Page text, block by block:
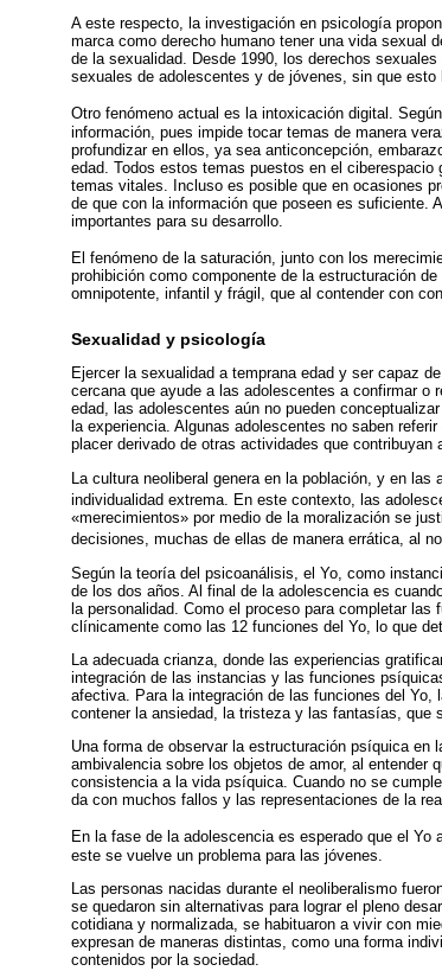
A este respecto, la investigación en psicología
marca como derecho humano tener una vida sexual
de la sexualidad. Desde 1990, los derechos
sexuales de adolescentes y de jóvenes, sin que
Otro fenómeno actual es la intoxicación digital.
información, pues impide tocar temas de manera
profundizar en ellos, ya sea anticoncepción,
edad. Todos estos temas puestos en el
temas vitales. Incluso es posible que en ocasiones
de que con la información que poseen es suficiente.
importantes para su desarrollo.
El fenómeno de la saturación, junto con los
prohibición como componente de la estructuración
omnipotente, infantil y frágil, que al contender con
Sexualidad y psicología
Ejercer la sexualidad a temprana edad y ser capaz
cercana que ayude a las adolescentes a confirmar o
edad, las adolescentes aún no pueden
la experiencia. Algunas adolescentes no saben
placer derivado de otras actividades que contribuyan
La cultura neoliberal genera en la población, y en
individualidad extrema. En este contexto, las
«merecimientos» por medio de la moralización se
decisiones, muchas de ellas de manera errática, al
Según la teoría del psicoanálisis, el Yo, como
de los dos años. Al final de la adolescencia es
la personalidad. Como el proceso para completar
clínicamente como las 12 funciones del Yo, lo que
La adecuada crianza, donde las experiencias
integración de las instancias y las funciones
afectiva. Para la integración de las funciones del
contener la ansiedad, la tristeza y las fantasías, que
Una forma de observar la estructuración psíquica
ambivalencia sobre los objetos de amor, al entender
consistencia a la vida psíquica. Cuando no se
da con muchos fallos y las representaciones de la
En la fase de la adolescencia es esperado que el Yo
este se vuelve un problema para las jóvenes.
Las personas nacidas durante el neoliberalismo
se quedaron sin alternativas para lograr el pleno
cotidiana y normalizada, se habituaron a vivir con
expresan de maneras distintas, como una forma
contenidos por la sociedad.